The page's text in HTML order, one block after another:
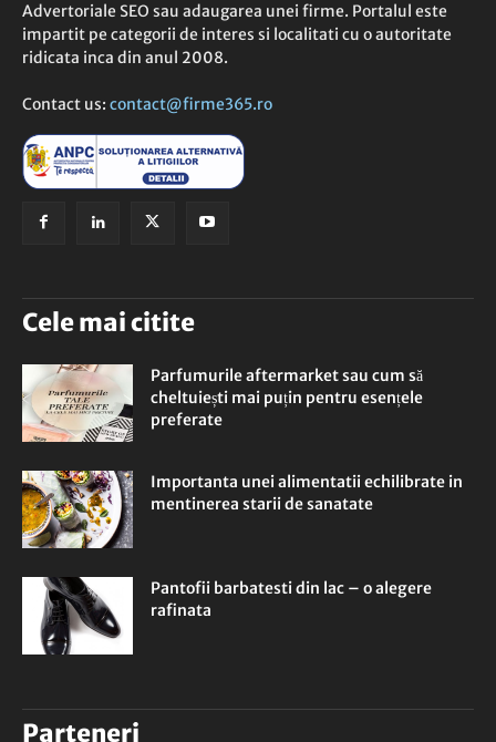
Advertoriale SEO sau adaugarea unei firme. Portalul este
impartit pe categorii de interes si localitati cu o autoritate
ridicata inca din anul 2008.
Contact us: contact@firme365.ro
Cele mai citite
Parfumurile aftermarket sau cum să
cheltuiești mai puțin pentru esențele
preferate
Importanta unei alimentatii echilibrate in
mentinerea starii de sanatate
Pantofii barbatesti din lac – o alegere
rafinata
Parteneri